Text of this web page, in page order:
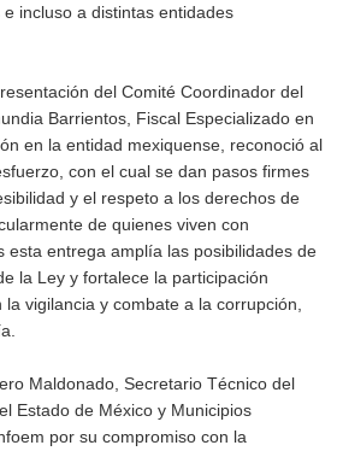
incluso a distintas entidades
del Comité Coordinador del
Barrientos, Fiscal Especializado en
en la entidad mexiquense, reconoció al
con el cual se dan pasos firmes
y el respeto a los derechos de
de quienes viven con
esta entrega amplía las posibilidades de
la Ley y fortalece la participación
vigilancia y combate a la corrupción,
Maldonado, Secretario Técnico del
Estado de México y Municipios
por su compromiso con la